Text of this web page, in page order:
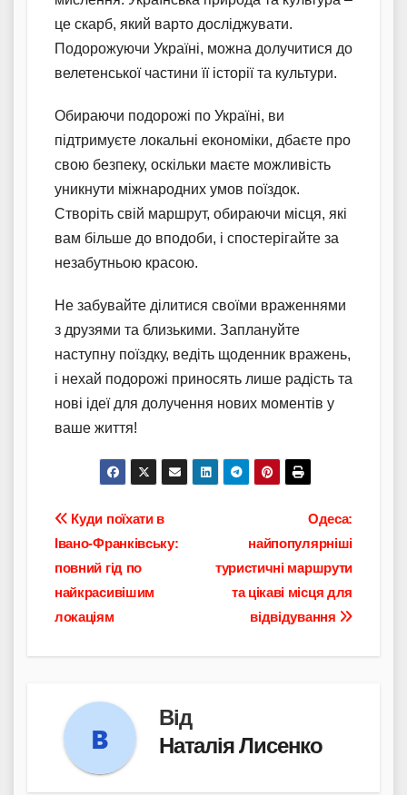
це скарб, який варто досліджувати.
Подорожуючи Україні, можна долучитися до
велетенської частини її історії та культури.
Обираючи подорожі по Україні, ви
підтримуєте локальні економіки, дбаєте про
свою безпеку, оскільки маєте можливість
уникнути міжнародних умов поїздок.
Створіть свій маршрут, обираючи місця, які
вам більше до вподоби, і спостерігайте за
незабутньою красою.
Не забувайте ділитися своїми враженнями
з друзями та близькими. Заплануйте
наступну поїздку, ведіть щоденник вражень,
і нехай подорожі приносять лише радість та
нові ідеї для долучення нових моментів у
ваше життя!
Навігація
записів
Одеса:
найпопулярніші
туристичні маршрути
та цікаві місця для
відвідування
Куди поїхати в
Івано-Франківську:
повний гід по
найкрасивішим
локаціям
Від
Наталія Лисенко